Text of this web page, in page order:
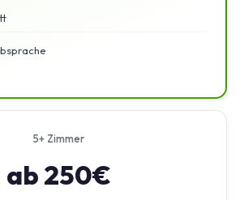
5+ Zimmer
ab 250€